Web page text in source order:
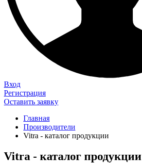
Вход
Регистрация
Оставить заявку
Главная
Производители
Vitra - каталог продукции
Vitra - каталог продукции